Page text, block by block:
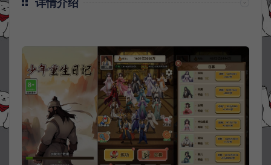
详情介绍